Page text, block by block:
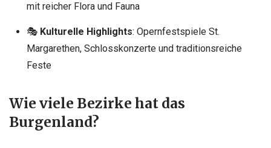
mit reicher Flora und Fauna
🎭 Kulturelle Highlights: Opernfestspiele St.
Margarethen, Schlosskonzerte und traditionsreiche
Feste
Wie viele Bezirke hat das
Burgenland?